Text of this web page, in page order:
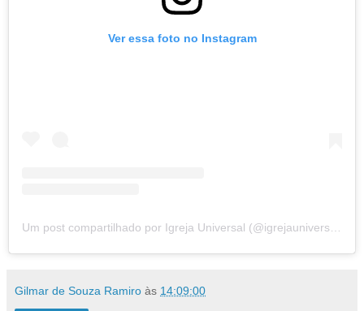
Ver essa foto no Instagram
Um post compartilhado por Igreja Universal (@igrejauniversal)
Gilmar de Souza Ramiro às 14:09:00